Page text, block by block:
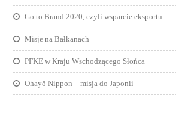
Go to Brand 2020, czyli wsparcie eksportu
Misje na Bałkanach
PFKE w Kraju Wschodzącego Słońca
Ohayō Nippon – misja do Japonii